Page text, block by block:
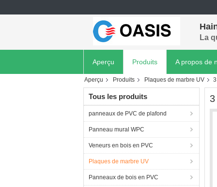
La
Aperçu Produits A propos de
Aperçu Produits Plaques de marbre UV
Tous les produits
panneaux de PVC de plafond
Panneau mural WPC
Veneurs en bois en PVC
Plaques de marbre UV
Panneaux de bois en PVC